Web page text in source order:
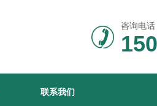
咨询电话
联系我们